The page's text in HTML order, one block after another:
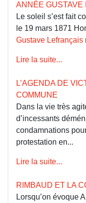
ANNÉE GUSTAVE
Le soleil s’est fait
le 19 mars 1871
Gustave Lefrançais
Lire la suite...
L’AGENDA DE
COMMUNE
Dans la vie très
d’incessants
condamnations
protestation en...
Lire la suite...
RIMBAUD ET LA
Lorsqu’on évoque